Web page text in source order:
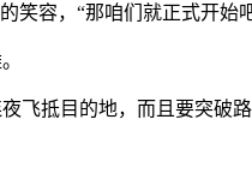
笑容，“那咱们就正式开始
飞抵目的地，而且要突破